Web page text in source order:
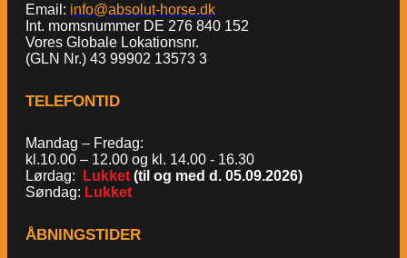
Email: info@absolut-horse.dk
Int. momsnummer DE 276 840 152
Vores Globale Lokationsnr.
(GLN Nr.) 43 99902 13573 3
TELEFONTID
Mandag – Fredag:
kl.10.00 – 12.00 og kl. 14.00 - 16.30
Lørdag:
Lukket (til og med d. 05.09.2026)
Søndag: Lukket
ÅBNINGSTIDER